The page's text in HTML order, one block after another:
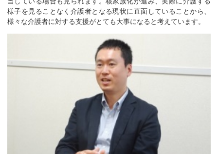
様子を見ることなく介護者となる現状に直面していることから、
様々な介護者に対する支援がとても大事になると考えています。